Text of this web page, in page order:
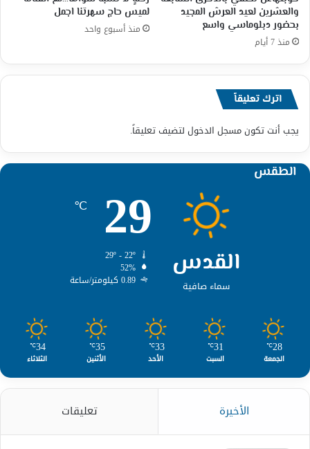
والعشرين لعيد العرش المجيد
بحضور دبلوماسي واسع
منذ 7 أيام
لميس حاج سهرتنا اجمل
منذ أسبوع واحد
اترك تعليقاً
يجب أنت تكونمسجل الدخول لتضيف تعليقاً.
الطقس
القدس
سماء صافية
29
℃
52%
0.89 كيلومتر/ساعة
28
℃
الجمعة
31
℃
السبت
33
℃
الأحد
35
℃
الأثنين
34
℃
الثلاثاء
الأخيرة تعليقات